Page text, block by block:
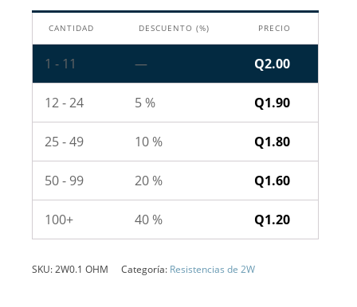
CANTIDAD DESCUENTO (%) PRECIO
1 - 11 — Q2.00
12 - 24 5 % Q1.90
25 - 49 10 % Q1.80
50 - 99 20 % Q1.60
100+ 40 % Q1.20
SKU:2W0.1 OHM Categoría: Resistencias de 2W